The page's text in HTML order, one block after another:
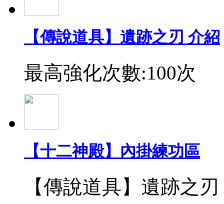
【傳說道具】遺跡之刃 介紹
最高強化次數:100次
【十二神殿】內掛練功區
【傳說道具】遺跡之